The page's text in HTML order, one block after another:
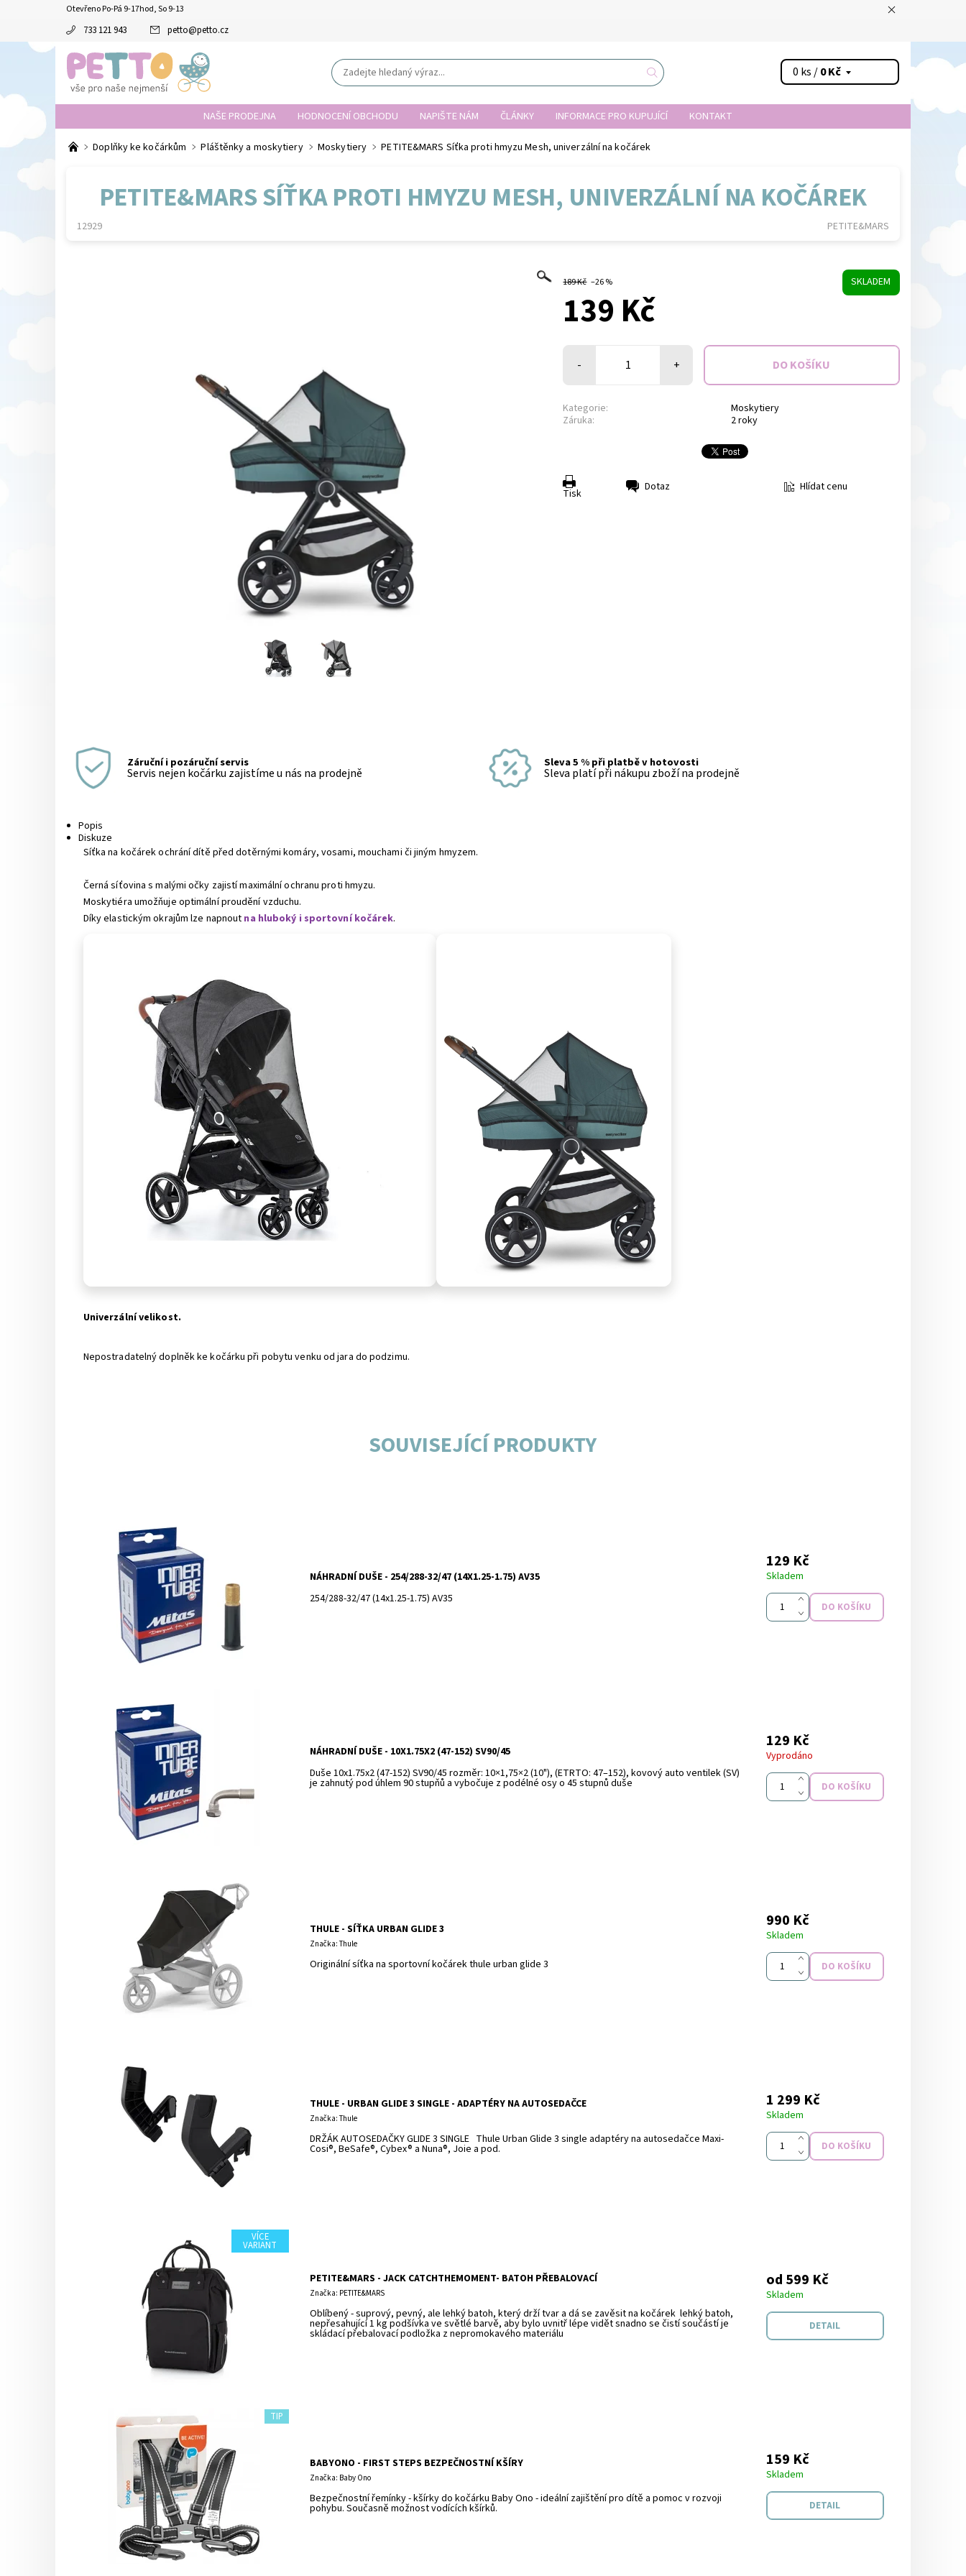
Otevřeno Po-Pá 9-17hod, So 9-13
733 121 943 petto@petto.cz
0 ks /0 Kč
NAŠE PRODEJNA HODNOCENÍ OBCHODU NAPIŠTE NÁM ČLÁNKY INFORMACE PRO KUPUJÍCÍ KONTAKT
Doplňky ke kočárkům Pláštěnky a moskytiery Moskytiery PETITE&MARS Síťka proti hmyzu Mesh, univerzální na kočárek
PETITE&MARS SÍŤKA PROTI HMYZU MESH, UNIVERZÁLNÍ NA KOČÁREK
12929 PETITE&MARS
189 Kč –26 % SKLADEM
139 Kč
- +
Kategorie:
Moskytiery
Záruka:
2 roky
Tisk Dotaz Hlídat cenu
Záruční i pozáruční servis
Servis nejen kočárku zajistíme u nás na prodejně
Sleva 5 % při platbě v hotovosti
Sleva platí při nákupu zboží na prodejně
Popis
Diskuze
Síťka na kočárek ochrání dítě před dotěrnými komáry, vosami, mouchami či jiným hmyzem.
Černá síťovina s malými očky zajistí maximální ochranu proti hmyzu.
Moskytiéra umožňuje optimální proudění vzduchu.
Díky elastickým okrajům lze napnout na hluboký i sportovní kočárek.
Univerzální velikost.
Nepostradatelný doplněk ke kočárku při pobytu venku od jara do podzimu.
SOUVISEJÍCÍ PRODUKTY
NÁHRADNÍ DUŠE - 254/288-32/47 (14X1.25-1.75) AV35
254/288-32/47 (14x1.25-1.75) AV35
129 Kč
Skladem
NÁHRADNÍ DUŠE - 10X1.75X2 (47-152) SV90/45
Duše 10x1.75x2 (47-152) SV90/45 rozměr: 10×1,75×2 (10"), (ETRTO: 47–152), kovový auto ventilek (SV)
je zahnutý pod úhlem 90 stupňů a vybočuje z podélné osy o 45 stupnů duše
129 Kč
Vyprodáno
THULE - SÍŤKA URBAN GLIDE 3
Značka: Thule
Originální síťka na sportovní kočárek thule urban glide 3
990 Kč
Skladem
THULE - URBAN GLIDE 3 SINGLE - ADAPTÉRY NA AUTOSEDAČCE
Značka: Thule
DRŽÁK AUTOSEDAČKY GLIDE 3 SINGLE Thule Urban Glide 3 single adaptéry na autosedačce Maxi-
Cosi®, BeSafe®, Cybex® a Nuna®, Joie a pod.
1 299 Kč
Skladem
VÍCE
VARIANT
PETITE&MARS - JACK CATCHTHEMOMENT- BATOH PŘEBALOVACÍ
Značka: PETITE&MARS
Oblíbený - suprový, pevný, ale lehký batoh, který drží tvar a dá se zavěsit na kočárek lehký batoh,
nepřesahující 1 kg podšívka ve světlé barvě, aby bylo uvnitř lépe vidět snadno se čistí součástí je
skládací přebalovací podložka z nepromokavého materiálu
od 599 Kč
Skladem
DETAIL
TIP
BABYONO - FIRST STEPS BEZPEČNOSTNÍ KŠÍRY
Značka: Baby Ono
Bezpečnostní řemínky - kšírky do kočárku Baby Ono - ideální zajištění pro dítě a pomoc v rozvoji
pohybu. Současně možnost vodících kšírků.
159 Kč
Skladem
DETAIL